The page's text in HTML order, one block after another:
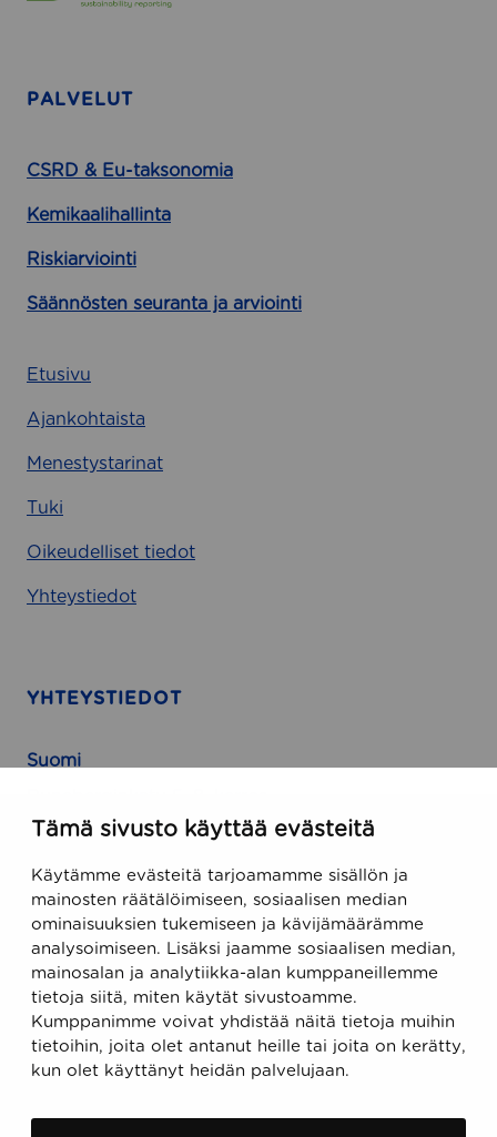
Tämä sivusto käyttää evästeitä
Käytämme evästeitä tarjoamamme sisällön ja
mainosten räätälöimiseen, sosiaalisen median
ominaisuuksien tukemiseen ja kävijämäärämme
analysoimiseen. Lisäksi jaamme sosiaalisen median,
mainosalan ja analytiikka-alan kumppaneillemme
tietoja siitä, miten käytät sivustoamme.
Kumppanimme voivat yhdistää näitä tietoja muihin
tietoihin, joita olet antanut heille tai joita on kerätty,
kun olet käyttänyt heidän palvelujaan.
PALVELUT
CSRD & Eu-taksonomia
Kemikaalihallinta
Riskiarviointi
Säännösten seuranta ja arviointi
Etusivu
Ajankohtaista
Menestystarinat
Tuki
Oikeudelliset tiedot
Yhteystiedot
YHTEYSTIEDOT
Suomi
FIN-00100 Helsinki, Finland
USA
470 Ramona Street
Palo Alto, CA 94301, USA
Sähköposti
support@ecobiomanager.com